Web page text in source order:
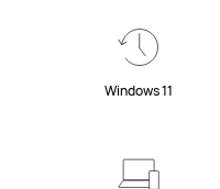
Windows 11